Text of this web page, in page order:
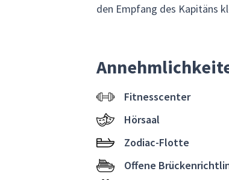
den Empfang des Kapitäns
Fitnesscenter
Hörsaal
Zodiac-Flotte
Offene